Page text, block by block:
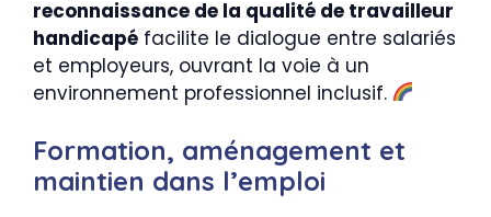
reconnaissance de la qualité de travailleur
handicapé facilite le dialogue entre salariés
et employeurs, ouvrant la voie à un
environnement professionnel inclusif.
Formation, aménagement et
maintien dans l’emploi